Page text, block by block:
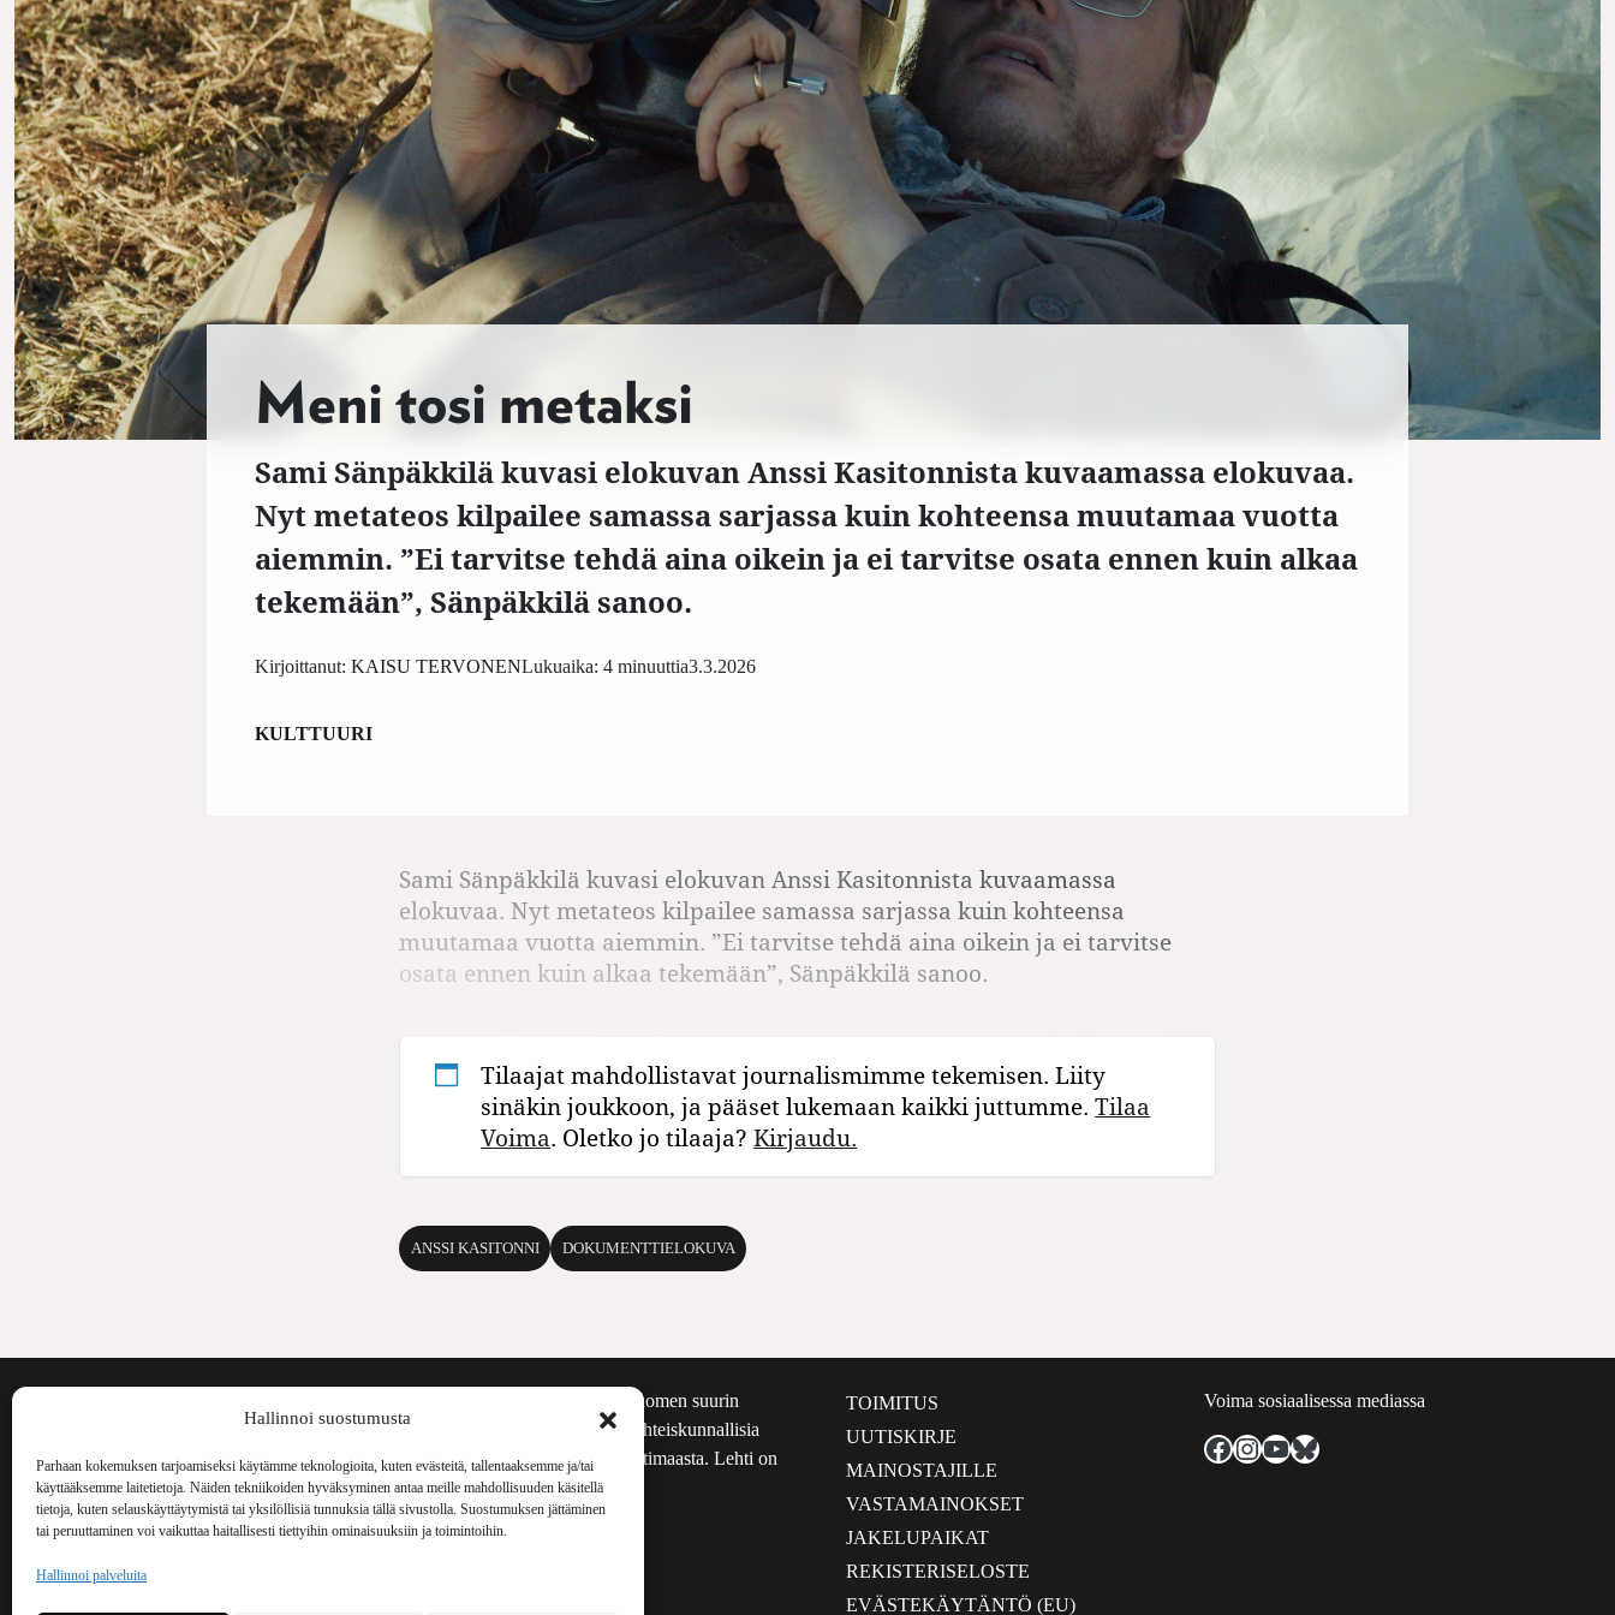
Hallinnoi suostumusta
Parhaan kokemuksen tarjoamiseksi käytämme teknologioita, kuten evästeitä, tallentaaksemme ja/tai
käyttääksemme laitetietoja. Näiden tekniikoiden hyväksyminen antaa meille mahdollisuuden käsitellä
tietoja, kuten selauskäyttäytymistä tai yksilöllisiä tunnuksia tällä sivustolla. Suostumuksen jättäminen
tai peruuttaminen voi vaikuttaa haitallisesti tiettyihin ominaisuuksiin ja toimintoihin.
Hallinnoi palveluita
Meni tosi metaksi
Sami Sänpäkkilä kuvasi elokuvan Anssi Kasitonnista kuvaamassa elokuvaa.
Nyt metateos kilpailee samassa sarjassa kuin kohteensa muutamaa vuotta
aiemmin. ”Ei tarvitse tehdä aina oikein ja ei tarvitse osata ennen kuin alkaa
tekemään”, Sänpäkkilä sanoo.
3.3.2026
Kirjoittanut: KAISU TERVONENLukuaika: 4 minuuttia
KULTTUURI
Sami Sänpäkkilä kuvasi elokuvan Anssi Kasitonnista kuvaamassa
elokuvaa. Nyt metateos kilpailee samassa sarjassa kuin kohteensa
muutamaa vuotta aiemmin. ”Ei tarvitse tehdä aina oikein ja ei tarvitse
osata ennen kuin alkaa tekemään”, Sänpäkkilä sanoo.
Tilaajat mahdollistavat journalismimme tekemisen. Liity
sinäkin joukkoon, ja pääset lukemaan kaikki juttumme.Tilaa
Voima. Oletko jo tilaaja?Kirjaudu.
ANSSI KASITONNI DOKUMENTTIELOKUVA
Voima Kustannus
Vellamonkatu 30 B 3 krs.
00550 Helsinki
044 238 5109
Voima on painosmäärältään Suomen suurin
kulttuurilehti. Se nostaa esiin yhteiskunnallisia
aiheita niin maailmalta kuin kotimaasta. Lehti on
ilmestynyt vuodesta 1999.
TOIMITUS
UUTISKIRJE
MAINOSTAJILLE
VASTAMAINOKSET
JAKELUPAIKAT
REKISTERISELOSTE
EVÄSTEKÄYTÄNTÖ (EU)
Voima sosiaalisessa mediassa
Facebook
Instagram
YouTube
Bluesky